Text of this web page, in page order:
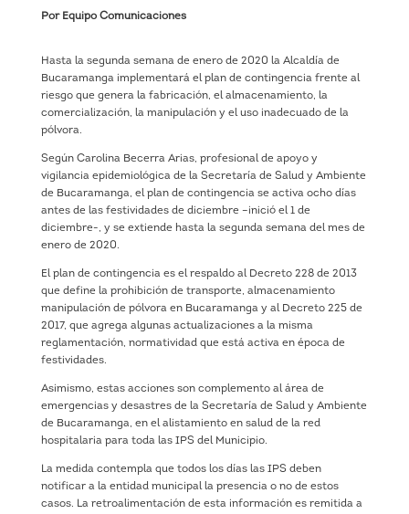
Por Equipo Comunicaciones
Hasta la segunda semana de enero de 2020 la Alcaldía de
Bucaramanga implementará el plan de contingencia frente al
riesgo que genera la fabricación, el almacenamiento, la
comercialización, la manipulación y el uso inadecuado de la
pólvora.
Según Carolina Becerra Arias, profesional de apoyo y
vigilancia epidemiológica de la Secretaría de Salud y Ambiente
de Bucaramanga, el plan de contingencia se activa ocho días
antes de las festividades de diciembre –inició el 1 de
diciembre-, y se extiende hasta la segunda semana del mes de
enero de 2020.
El plan de contingencia es el respaldo al Decreto 228 de 2013
que define la prohibición de transporte, almacenamiento
manipulación de pólvora en Bucaramanga y al Decreto 225 de
2017, que agrega algunas actualizaciones a la misma
reglamentación, normatividad que está activa en época de
festividades.
Asimismo, estas acciones son complemento al área de
emergencias y desastres de la Secretaría de Salud y Ambiente
de Bucaramanga, en el alistamiento en salud de la red
hospitalaria para toda las IPS del Municipio.
La medida contempla que todos los días las IPS deben
notificar a la entidad municipal la presencia o no de estos
casos. La retroalimentación de esta información es remitida a